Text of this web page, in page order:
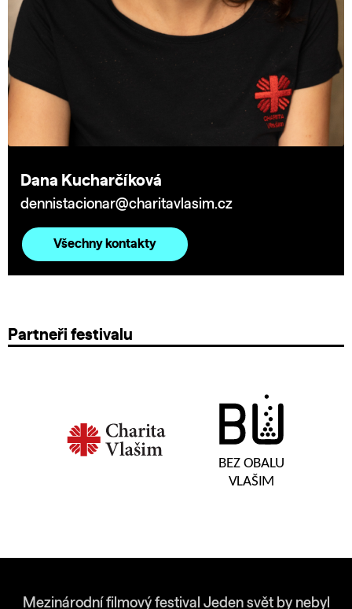
Dana Kucharčíková
dennistacionar@charitavlasim.cz
Všechny kontakty
Partneři festivalu
Mezinárodní filmový festival Jeden svět by nebyl